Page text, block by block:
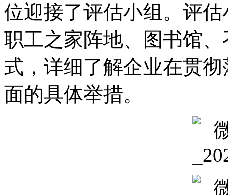
位迎接了评估小组。评
职工之家阵地、图书馆
式，详细了解企业在贯
面的具体举措。